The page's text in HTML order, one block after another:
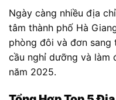
Ngày càng nhiều địa
tâm thành phố Hà
phòng đôi và đơn sang
cầu nghỉ dưỡng và làm
năm 2025.